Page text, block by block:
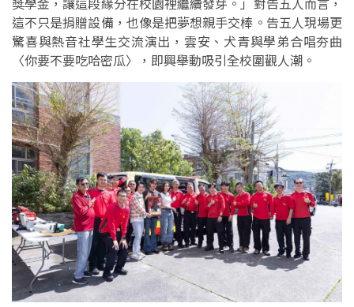
這不只是捐贈設備，也像是把夢想親手交棒。告五人現場更
驚喜與熱音社學生交流演出，雲安、犬青與學弟合唱夯曲
〈你要不要吃哈密瓜〉，即興舉動吸引全校圍觀人潮。